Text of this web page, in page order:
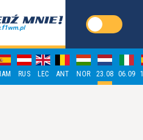
RUS LEC ANT NOR 23.08 06.09